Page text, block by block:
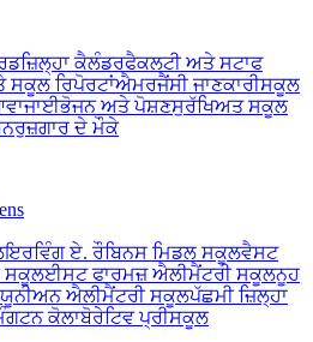
ਜ਼ਿਲ੍ਹਾ ਕੈਲੰਡਰਫੈਕਲਟੀ ਅਤੇ ਸਟਾਫ
ਸਕੂਲ ਰਿਪੋਰਟਾਂਐਮਰਜੈਂਸੀ ਜਾਣਕਾਰੀਸਕੂਲ
ਭੋਜਨ ਅਤੇ ਪੋਸ਼ਣਸੁਰੱਖਿਅਤ ਸਕੂਲ
ਰੁਜ਼ਗਾਰ ਦੇ ਮੌਕੇ
ਇਰਵਿੰਗ ਏ. ਰੌਬਿਨਸ ਮਿਡਲ ਸਕੂਲਵੈਸਟ
ਸਕੂਲਈਸਟ ਫਾਰਮਜ਼ ਐਲੀਮੈਂਟਰੀ ਸਕੂਲਨੂਹ
ਯੂਨੀਅਨ ਐਲੀਮੈਂਟਰੀ ਸਕੂਲਪੱਛਮੀ ਜ਼ਿਲ੍ਹਾ
ਕੋਲਾਬੋਰੇਟਿਵ ਪ੍ਰੀਸਕੂਲ